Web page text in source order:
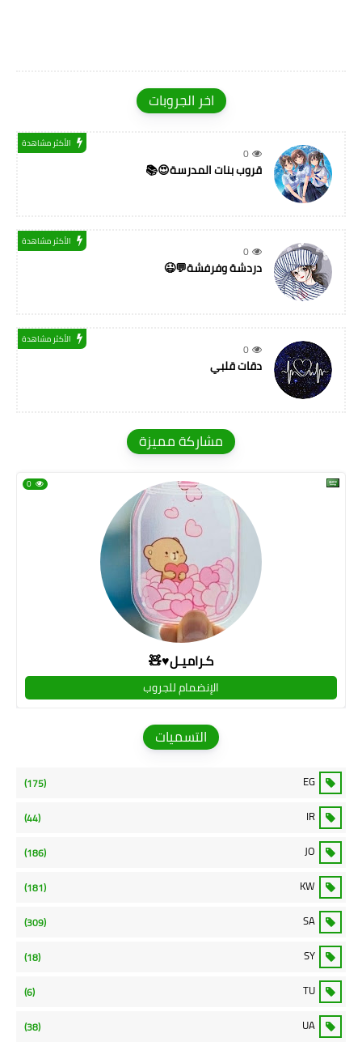
اخر الجروبات
0
الأكثر مشاهدة
قروب بنات المدرسة😍📚
0
الأكثر مشاهدة
دردشة وفرفشة💬😉
0
الأكثر مشاهدة
دقات قلبي
مشاركة مميزة
كـراميـل♥🧸
0
الإنضمام للجروب
التسميات
EG
(175)
IR
(44)
JO
(186)
KW
(181)
SA
(309)
SY
(18)
TU
(6)
UA
(38)